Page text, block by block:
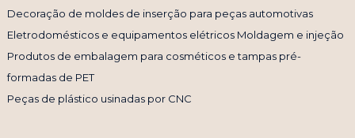
Decoração de moldes de inserção para peças automotivas
Eletrodomésticos e equipamentos elétricos Moldagem e injeção
Produtos de embalagem para cosméticos e tampas pré-
formadas de PET
Peças de plástico usinadas por CNC